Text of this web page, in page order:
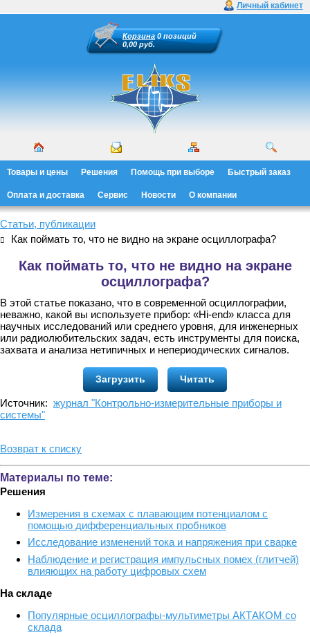
Личный кабинет
Корзина 0 позиций
0,00 руб.
Товары и цены Решения Помощь при выборе Быстрый заказ
Оплата и доставка Сервис Новости О компании
Статьи, публикации
Как поймать то, что не видно на экране осциллографа?
Как поймать то, что не видно на экране
осциллографа?
В этой статье показано, что в современной осциллографии,
неважно, какой вы используете прибор: «Hi-end» класса для
научных исследований или среднего уровня, для инженерных
или радиолюбительских задач, есть инструменты для поиска,
захвата и анализа нетипичных и непериодических сигналов.
Загрузить Читать
Источник: журнал "Контрольно-измерительные приборы и
системы"
Возврат к списку
Материалы по теме:
Решения
Измерения в схемах с плавающим потенциалом с
помощью дифференциальных пробников
Исследование изменений тока и напряжения при сварке
Наблюдение и регистрация импульсных помех (глитчей)
влияющих на работу цифровых схем
На складе
Популярные осциллографы-мультиметры АКТАКОМ со
склада